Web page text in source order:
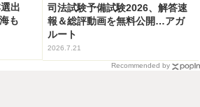
出
も
司法試験予備試験2026、解答速
報＆総評動画を無料公開…アガ
ルート
2026.7.21
Recommended by